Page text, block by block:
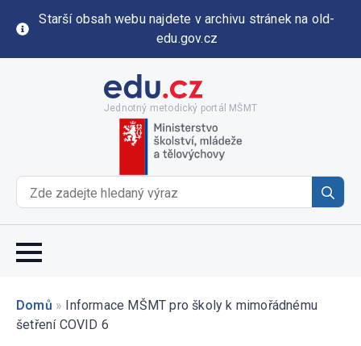
Starší obsah webu najdete v archivu stránek na old-
edu.gov.cz
Jednotný metodický portál MŠMT
for:
Domů » Informace MŠMT pro školy k mimořádnému
šetření COVID 6